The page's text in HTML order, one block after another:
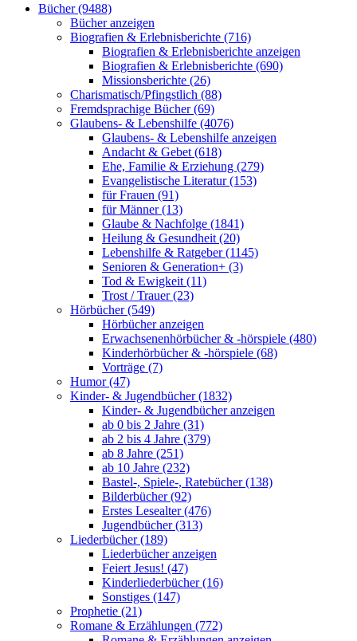
Bücher (9488)
Bücher anzeigen
Biografien & Erlebnisberichte (716)
Biografien & Erlebnisberichte anzeigen
Biografien & Erlebnisberichte (690)
Missionsberichte (26)
Charismatisch/Pfingstlich (88)
Fremdsprachige Bücher (69)
Glaubens- & Lebenshilfe (4076)
Glaubens- & Lebenshilfe anzeigen
Andacht & Gebet (618)
Ehe, Familie & Erziehung (279)
Evangelistische Literatur (153)
für Frauen (91)
für Männer (13)
Glaube & Nachfolge (1841)
Heilung & Gesundheit (20)
Lebenshilfe & Ratgeber (1145)
Senioren & Generation+ (3)
Tod & Ewigkeit (11)
Trost / Trauer (23)
Hörbücher (549)
Hörbücher anzeigen
Erwachsenenhörbücher & -hörspiele (480)
Kinderhörbücher & -hörspiele (68)
Vorträge (7)
Humor (47)
Kinder- & Jugendbücher (1832)
Kinder- & Jugendbücher anzeigen
ab 0 bis 2 Jahre (31)
ab 2 bis 4 Jahre (379)
ab 8 Jahre (251)
ab 10 Jahre (232)
Bastel-, Spiele-, Ratebücher (138)
Bilderbücher (92)
Erstes Lesealter (476)
Jugendbücher (313)
Liederbücher (189)
Liederbücher anzeigen
Feiert Jesus! (47)
Kinderliederbücher (16)
Sonstiges (147)
Prophetie (21)
Romane & Erzählungen (772)